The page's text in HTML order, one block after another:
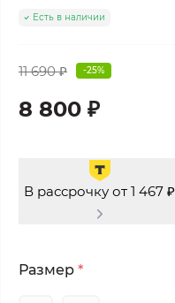
Есть в наличии
11 690 ₽ -25%
8 800 ₽
В рассрочку от 1 467 ₽
Размер *